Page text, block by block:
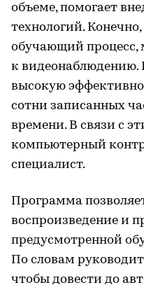
объеме, помогает
технологий.
обучающий процесс,
к видеонаблюдению.
высокую
сотни записанных
времени. В связи с
компьютерный
специалист.
Программа
воспроизведение и
предусмотренной
По словам
чтобы довести до